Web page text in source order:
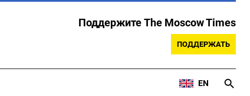
Поддержите The Moscow Times
ПОДДЕРЖАТЬ
EN